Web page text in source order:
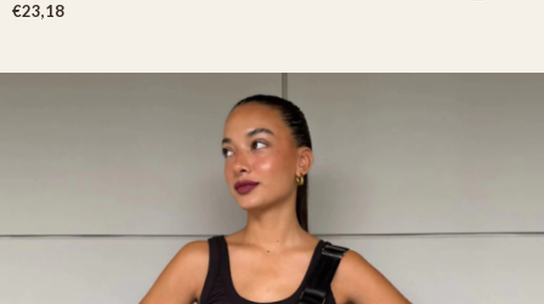
€23,18